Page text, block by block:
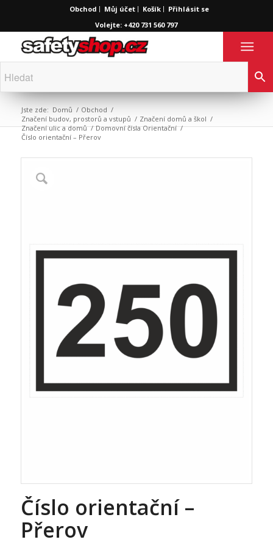
Obchod Můj účet Košík
Přihlásit se
Volejte: +420 731 560 797
Jste zde: Domů / Obchod /
Značení budov, prostorů a vstupů / Značení domů a škol /
Značení ulic a domů / Domovní čísla Orientační /
Číslo orientační – Přerov
Číslo orientační –
Přerov